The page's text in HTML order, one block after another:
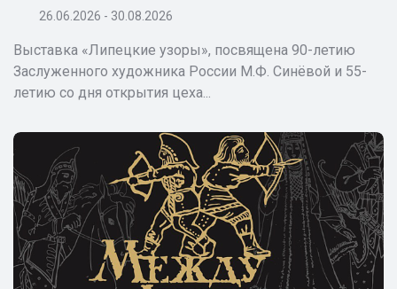
26.06.2026 - 30.08.2026
Выставка «Липецкие узоры», посвящена 90-летию
Заслуженного художника России М.Ф. Синёвой и 55-
летию со дня открытия цеха...